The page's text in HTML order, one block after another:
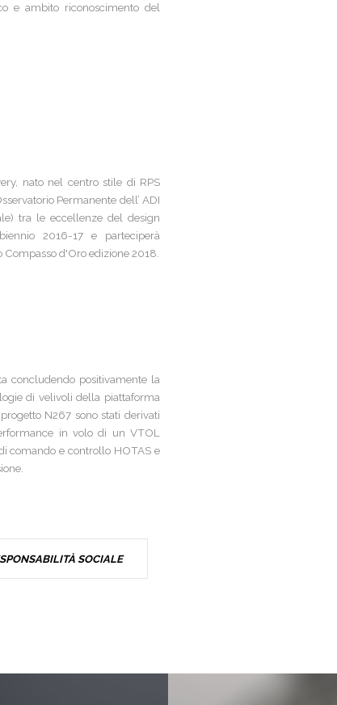
e ambito riconoscimento del
nato nel centro stile di RPS
Permanente dell’ ADI
tra le eccellenze del design
2016-17 e parteciperà
d'Oro edizione 2018.
concludendo positivamente la
di velivoli della piattaforma
N267 sono stati derivati
in volo di un VTOL
comando e controllo HOTAS e
SOCIALE